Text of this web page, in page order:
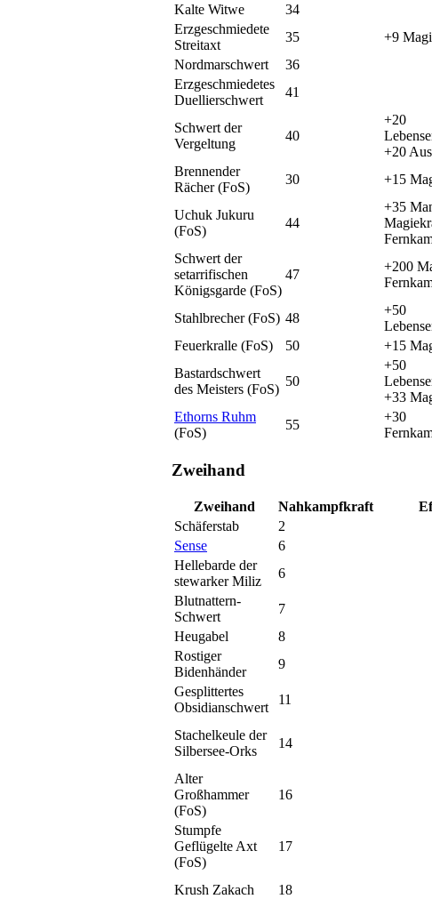
Kalte Witwe
34
Erzgeschmiedete
Streitaxt
35 +9
Nordmarschwert
36
Erzgeschmiedetes
Duellierschwert
41
Schwert der
Vergeltung
40
+20
+20
Brennender
Rächer (FoS)
30 +15
Uchuk Jukuru
(FoS)
44
+35
Schwert der
setarrifischen
Königsgarde (FoS)
47
+200
Stahlbrecher (FoS) 48
+50
Feuerkralle (FoS)
50 +15
Bastardschwert
des Meisters (FoS)
50
+50
+33
Ethorns Ruhm
(FoS)
55
+30
Zweihand
Zweihand Nahkampfkraft
Schäferstab
2
Sense
6
Hellebarde der
stewarker Miliz
6
Blutnattern-
Schwert
7
Heugabel
8
Rostiger
Bidenhänder
9
Gesplittertes
Obsidianschwert
11
Stachelkeule der
Silbersee-Orks
14
Alter
Großhammer
(FoS)
16
Stumpfe
Geflügelte Axt
(FoS)
17
Krush Zakach 18